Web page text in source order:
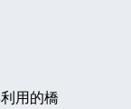
用的橋